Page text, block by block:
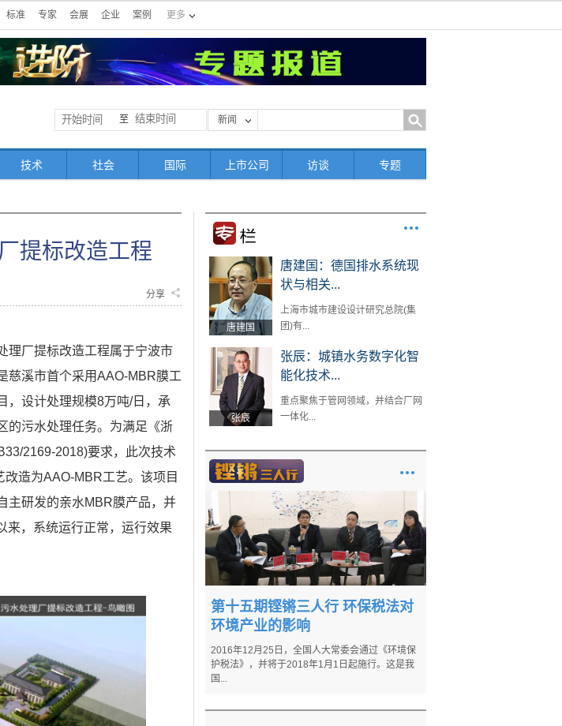
标准 专家 会展 企业 案例 更多
至 新闻
技术 社会 国际 上市公司 访谈 专题
提标改造工程
分享
理厂提标改造工程属于宁波市
慈溪市首个采用AAO-MBR膜工
，设计处理规模8万吨/日，承
的污水处理任务。为满足《浙
2169-2018)要求，此次技术
造为AAO-MBR工艺。该项目
主研发的亲水MBR膜产品，并
来，系统运行正常，运行效果
唐建国
唐建国：德国排水系统现
状与相关...
上海市城市建设设计研究总院(集
团)有...
张辰
张辰：城镇水务数字化智
能化技术...
重点聚焦于管网领域，并结合厂网
一体化...
第十五期铿锵三人行 环保税法对
环境产业的影响
2016年12月25日，全国人大常委会通过《环境保
护税法》，并将于2018年1月1日起施行。这是我
国...